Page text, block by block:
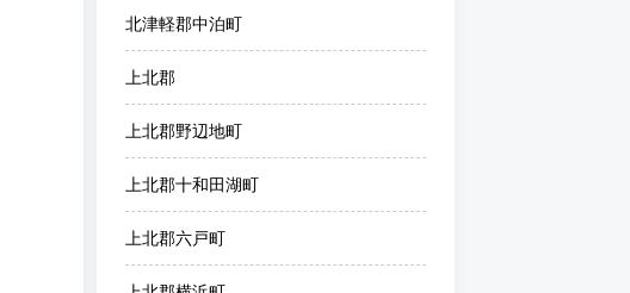
北津軽郡中泊町
上北郡
上北郡野辺地町
上北郡十和田湖町
上北郡六戸町